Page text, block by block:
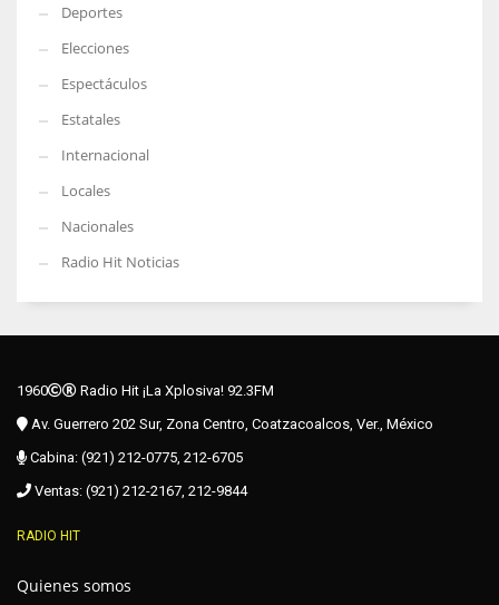
Deportes
Elecciones
Espectáculos
Estatales
Internacional
Locales
Nacionales
Radio Hit Noticias
1960
Radio Hit ¡La Xplosiva! 92.3FM
Av. Guerrero 202 Sur, Zona Centro, Coatzacoalcos, Ver., México
Cabina: (921) 212-0775, 212-6705
Ventas: (921) 212-2167, 212-9844
RADIO HIT
Quienes somos